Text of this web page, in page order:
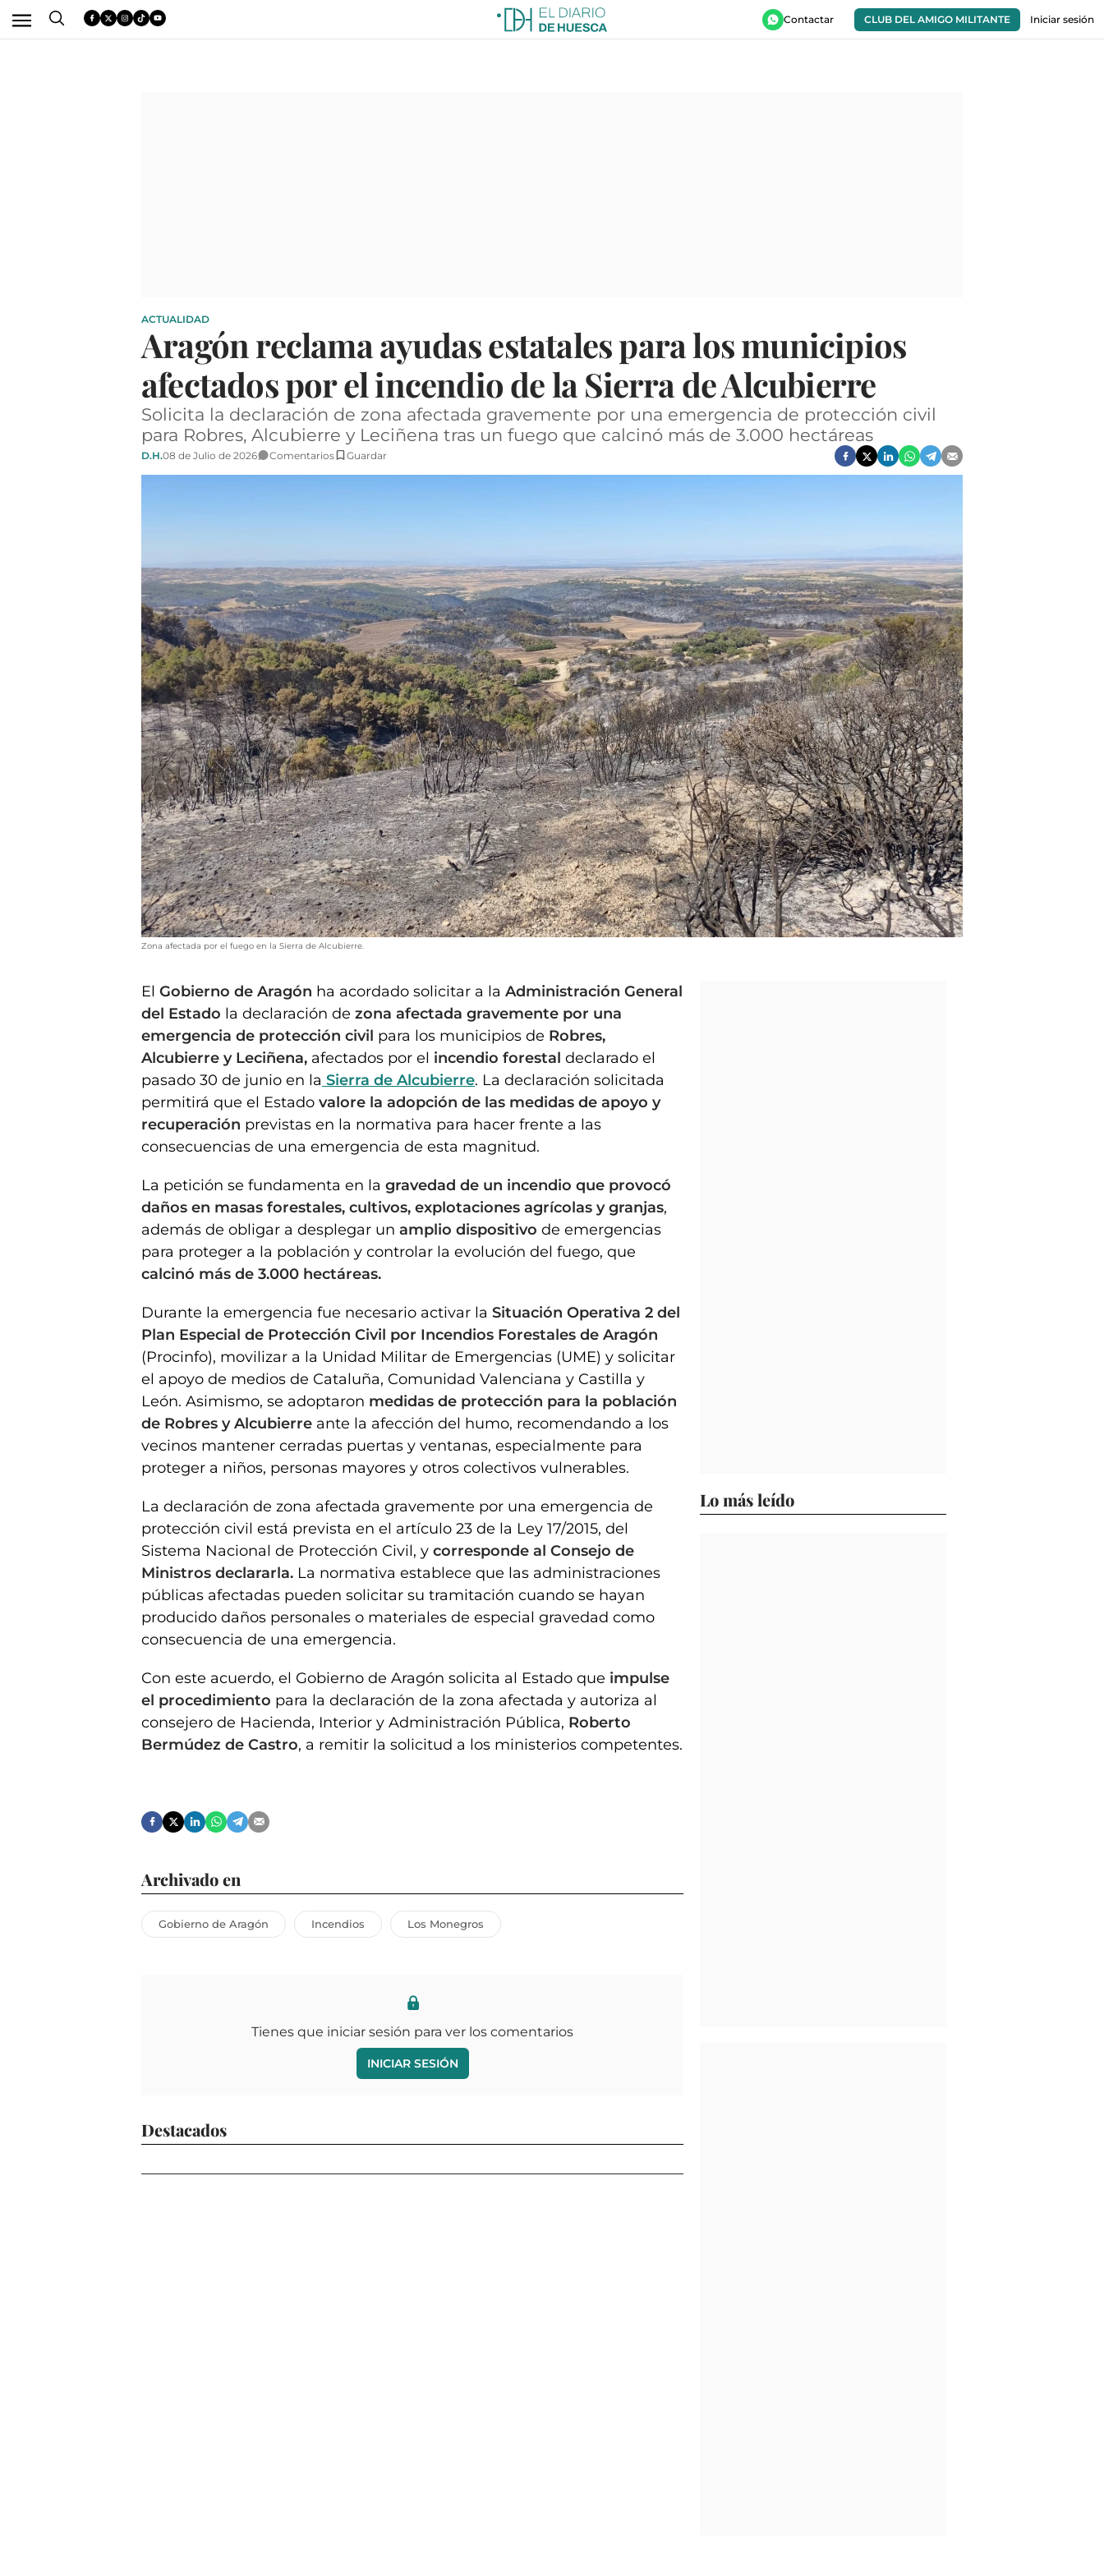
Contactar CLUB DEL AMIGO MILITANTE Iniciar sesión
ACTUALIDAD
Aragón reclama ayudas estatales para los municipios
afectados por el incendio de la Sierra de Alcubierre
Solicita la declaración de zona afectada gravemente por una emergencia de protección civil
para Robres, Alcubierre y Leciñena tras un fuego que calcinó más de 3.000 hectáreas
D.H.08 de Julio de 2026 Comentarios Guardar
Zona afectada por el fuego en la Sierra de Alcubierre.
El Gobierno de Aragón ha acordado solicitar a la Administración General
del Estado la declaración de zona afectada gravemente por una
emergencia de protección civil para los municipios de Robres,
Alcubierre y Leciñena, afectados por el incendio forestal declarado el
pasado 30 de junio en la Sierra de Alcubierre. La declaración solicitada
permitirá que el Estado valore la adopción de las medidas de apoyo y
recuperación previstas en la normativa para hacer frente a las
consecuencias de una emergencia de esta magnitud.
La petición se fundamenta en la gravedad de un incendio que provocó
daños en masas forestales, cultivos, explotaciones agrícolas y granjas,
además de obligar a desplegar un amplio dispositivo de emergencias
para proteger a la población y controlar la evolución del fuego, que
calcinó más de 3.000 hectáreas.
Durante la emergencia fue necesario activar la Situación Operativa 2 del
Plan Especial de Protección Civil por Incendios Forestales de Aragón
(Procinfo), movilizar a la Unidad Militar de Emergencias (UME) y solicitar
el apoyo de medios de Cataluña, Comunidad Valenciana y Castilla y
León. Asimismo, se adoptaron medidas de protección para la población
de Robres y Alcubierre ante la afección del humo, recomendando a los
vecinos mantener cerradas puertas y ventanas, especialmente para
proteger a niños, personas mayores y otros colectivos vulnerables.
La declaración de zona afectada gravemente por una emergencia de
protección civil está prevista en el artículo 23 de la Ley 17/2015, del
Sistema Nacional de Protección Civil, y corresponde al Consejo de
Ministros declararla. La normativa establece que las administraciones
públicas afectadas pueden solicitar su tramitación cuando se hayan
producido daños personales o materiales de especial gravedad como
consecuencia de una emergencia.
Con este acuerdo, el Gobierno de Aragón solicita al Estado que impulse
el procedimiento para la declaración de la zona afectada y autoriza al
consejero de Hacienda, Interior y Administración Pública, Roberto
Bermúdez de Castro, a remitir la solicitud a los ministerios competentes.
Archivado en
Gobierno de Aragón Incendios Los Monegros
Tienes que iniciar sesión para ver los comentarios
INICIAR SESIÓN
Destacados
Lo más leído